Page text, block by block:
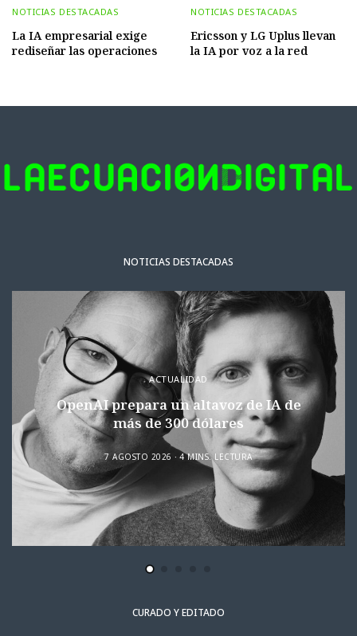
NOTICIAS DESTACADAS
La IA empresarial exige
rediseñar las operaciones
NOTICIAS DESTACADAS
Ericsson y LG Uplus llevan
la IA por voz a la red
NOTICIAS DESTACADAS
ACTUALIDAD
OpenAI prepara un altavoz de IA de
más de 300 dólares
7 AGOSTO 2026 4 MINS. LECTURA
CURADO Y EDITADO